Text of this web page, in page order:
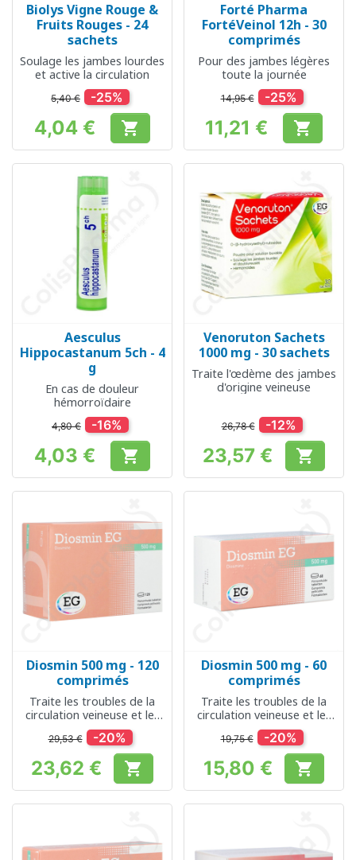
Biolys Vigne Rouge &
Fruits Rouges - 24
sachets
Soulage les jambes lourdes
et active la circulation
5,40 € -25%
Prix
4,04 € 
Forté Pharma
FortéVeinol 12h - 30
comprimés
Pour des jambes légères
toute la journée
14,95 € -25%
Prix
11,21 € 
Aesculus
Hippocastanum 5ch - 4
g
En cas de douleur
hémorroïdaire
4,80 € -16%
Prix
4,03 € 
Venoruton Sachets
1000 mg - 30 sachets
Traite l'œdème des jambes
d'origine veineuse
26,78 € -12%
Prix
23,57 € 
Diosmin 500 mg - 120
comprimés
Traite les troubles de la
circulation veineuse et les
hémorroïdes
29,53 € -20%
Prix
23,62 € 
Diosmin 500 mg - 60
comprimés
Traite les troubles de la
circulation veineuse et les
hémorroïdes
19,75 € -20%
Prix
15,80 € 